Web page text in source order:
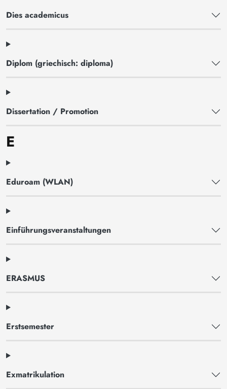
Dies academicus
Diplom (griechisch: diploma)
Dissertation / Promotion
E
Eduroam (WLAN)
Einführungsveranstaltungen
ERASMUS
Erstsemester
Exmatrikulation